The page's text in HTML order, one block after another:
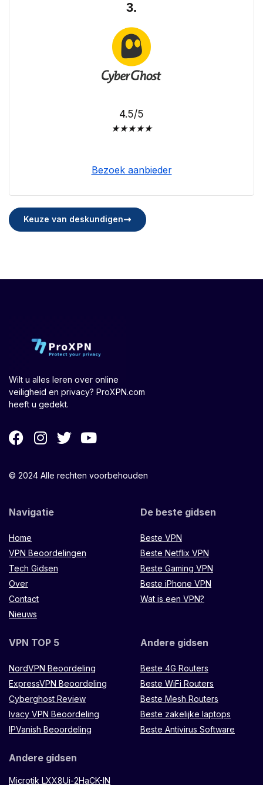
3.
4.5/5
★★★★★
Bezoek aanbieder
Keuze van deskundigen
Wilt u alles leren over online
veiligheid en privacy? ProXPN.com
heeft u gedekt.
© 2024 Alle rechten voorbehouden
Navigatie
Home
VPN Beoordelingen
Tech Gidsen
Over
Contact
Nieuws
De beste gidsen
Beste VPN
Beste Netflix VPN
Beste Gaming VPN
Beste iPhone VPN
Wat is een VPN?
VPN TOP 5
NordVPN Beoordeling
ExpressVPN Beoordeling
Cyberghost Review
Ivacy VPN Beoordeling
IPVanish Beoordeling
Andere gidsen
Beste 4G Routers
Beste WiFi Routers
Beste Mesh Routers
Beste zakelijke laptops
Beste Antivirus Software
Andere gidsen
Microtik LXX8Ui-2HaCK-IN